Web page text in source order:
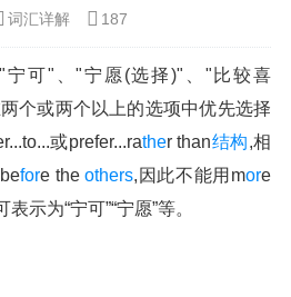
词汇详解 187
宁可"、"宁愿(选择)"、"比较喜
个或两个以上的选项中优先选择
或prefer...rather than结构,相
fore theothers,因此不能用more
示为“宁可”“宁愿”等。